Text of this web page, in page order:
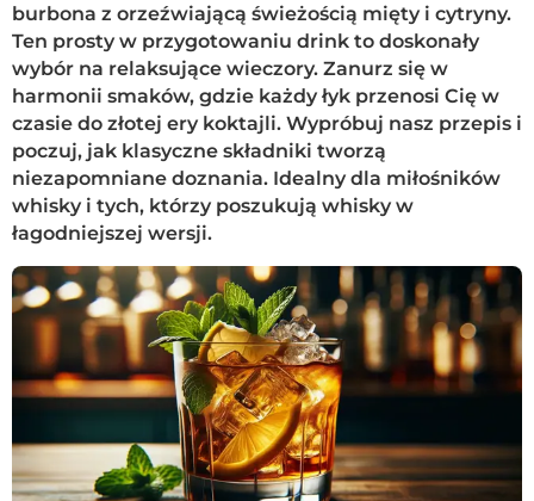
burbona z orzeźwiającą świeżością mięty i cytryny.
Ten prosty w przygotowaniu drink to doskonały
wybór na relaksujące wieczory. Zanurz się w
harmonii smaków, gdzie każdy łyk przenosi Cię w
czasie do złotej ery koktajli. Wypróbuj nasz przepis i
poczuj, jak klasyczne składniki tworzą
niezapomniane doznania. Idealny dla miłośników
whisky i tych, którzy poszukują whisky w
łagodniejszej wersji.